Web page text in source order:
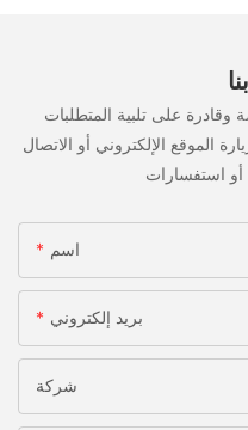
على تلبية المتطلبات
الموقع الإلكتروني أو الاتصال
اسم
بريد إلكتروني
شركة